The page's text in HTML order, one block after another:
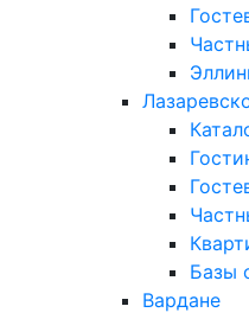
Базы
Вардане